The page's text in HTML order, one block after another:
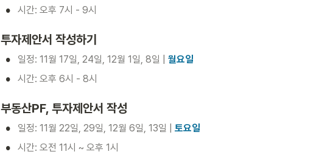
• 시간: 오후 7시 - 9시
투자제안서 작성하기
• 일정: 11월 17일, 24일, 12월 1일, 8일 | 월요일
• 시간: 오후 6시 - 8시
부동산PF, 투자제안서 작성
• 일정: 11월 22일, 29일, 12월 6일, 13일 | 토요일
• 시간: 오전 11시 ~ 오후 1시